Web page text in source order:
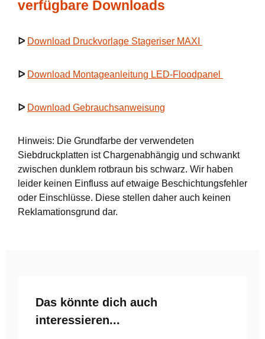
verfügbare Downloads
ᐅ Download Druckvorlage Stageriser MAXI
ᐅ Download Montageanleitung LED-Floodpanel
ᐅ Download Gebrauchsanweisung
Hinweis: Die Grundfarbe der verwendeten
Siebdruckplatten ist Chargenabhängig und schwankt
zwischen dunklem rotbraun bis schwarz. Wir haben
leider keinen Einfluss auf etwaige Beschichtungsfehler
oder Einschlüsse. Diese stellen daher auch keinen
Reklamationsgrund dar.
Produktgalerie überspringen
Das könnte dich auch
interessieren...